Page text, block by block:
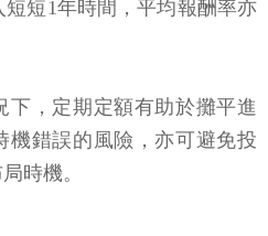
短短1年時間，平均報酬率亦
下，定期定額有助於攤平進
機錯誤的風險，亦可避免投
時機。